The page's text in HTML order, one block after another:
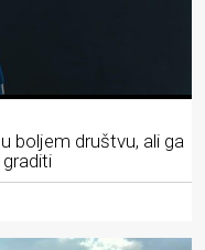
boljem društvu, ali ga